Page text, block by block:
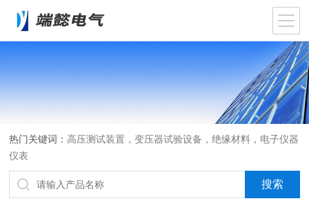
热门关键词： 高压测试装置，变压器试验设备，绝缘材料，电子仪器
仪表